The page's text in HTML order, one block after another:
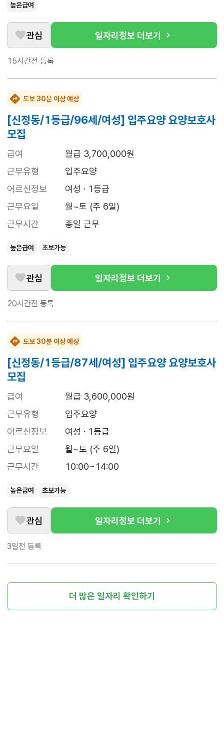
높은급여
관심 일자리정보 더보기
15시간전 등록
도보 30분 이상 예상
[신정동/1등급/96세/여성] 입주요양 요양보호사
모집
급여
월급 3,700,000원
근무유형
입주요양
어르신정보
여성 · 1등급
근무요일
월~토 (주 6일)
근무시간
종일 근무
높은급여 초보가능
관심 일자리정보 더보기
20시간전 등록
도보 30분 이상 예상
[신정동/1등급/87세/여성] 입주요양 요양보호사
모집
급여
월급 3,600,000원
근무유형
입주요양
어르신정보
여성 · 1등급
근무요일
월~토 (주 6일)
근무시간
10:00~14:00
높은급여 초보가능
관심 일자리정보 더보기
3일전 등록
더 많은 일자리 확인하기